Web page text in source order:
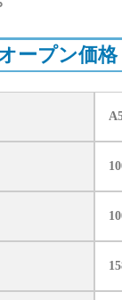
ープン価格